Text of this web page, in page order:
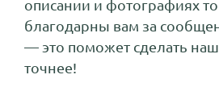
описании и фотографиях
благодарны вам за
— это поможет сделать
точнее!